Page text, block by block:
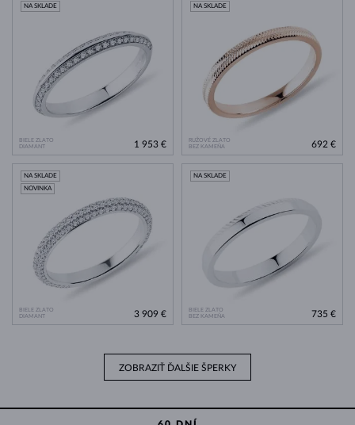
BIELE ZLATO
DIAMANT
NA SKLADE
1 953 €
RUŽOVÉ ZLATO
BEZ KAMEŇA
NA SKLADE
692 €
BIELE ZLATO
DIAMANT
NA SKLADE
NOVINKA
3 909 €
BIELE ZLATO
BEZ KAMEŇA
NA SKLADE
735 €
ZOBRAZIŤ ĎALŠIE ŠPERKY